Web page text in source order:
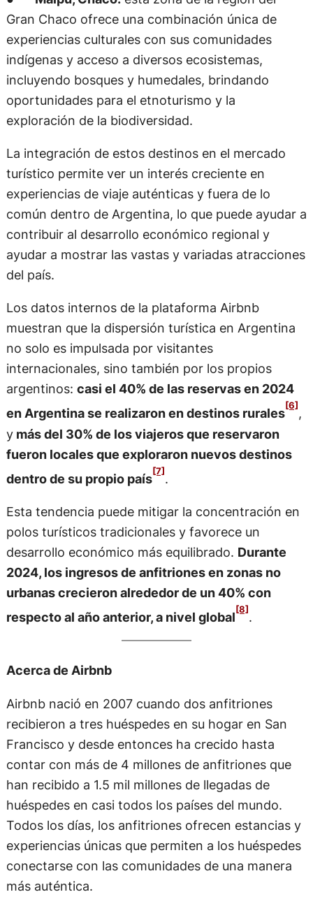
Gran Chaco ofrece una combinación única de
experiencias culturales con sus comunidades
indígenas y acceso a diversos ecosistemas,
incluyendo bosques y humedales, brindando
oportunidades para el etnoturismo y la
exploración de la biodiversidad.
La integración de estos destinos en el mercado
turístico permite ver un interés creciente en
experiencias de viaje auténticas y fuera de lo
común dentro de Argentina, lo que puede ayudar a
contribuir al desarrollo económico regional y
ayudar a mostrar las vastas y variadas atracciones
del país.
Los datos internos de la plataforma Airbnb
muestran que la dispersión turística en Argentina
no solo es impulsada por visitantes
internacionales, sino también por los propios
argentinos: casi el 40% de las reservas en 2024
en Argentina se realizaron en destinos rurales [6] ,
ymás del 30% de los viajeros que reservaron
fueron locales que exploraron nuevos destinos
dentro de su propio país[7].
Esta tendencia puede mitigar la concentración en
polos turísticos tradicionales y favorece un
desarrollo económico más equilibrado. Durante
2024, los ingresos de anfitriones en zonas no
urbanas crecieron alrededor de un 40% con
respecto al año anterior, a nivel global [8] .
Acerca de Airbnb
Airbnb nació en 2007 cuando dos anfitriones
recibieron a tres huéspedes en su hogar en San
Francisco y desde entonces ha crecido hasta
contar con más de 4 millones de anfitriones que
han recibido a 1.5 mil millones de llegadas de
huéspedes en casi todos los países del mundo.
Todos los días, los anfitriones ofrecen estancias y
experiencias únicas que permiten a los huéspedes
conectarse con las comunidades de una manera
más auténtica.